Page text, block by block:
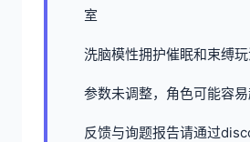
室
洗脑模性拥护催眠和束缚
参数未调整，角色可能容
反馈与询题报告请通过